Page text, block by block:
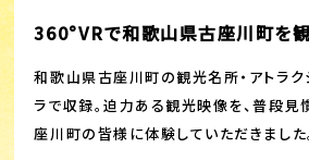
360°VRで和歌山県古座川町を観
和歌山県古座川町の観光名所・アトラク
ラで収録。迫力ある観光映像を、普段見
座川町の皆様に体験していただきました